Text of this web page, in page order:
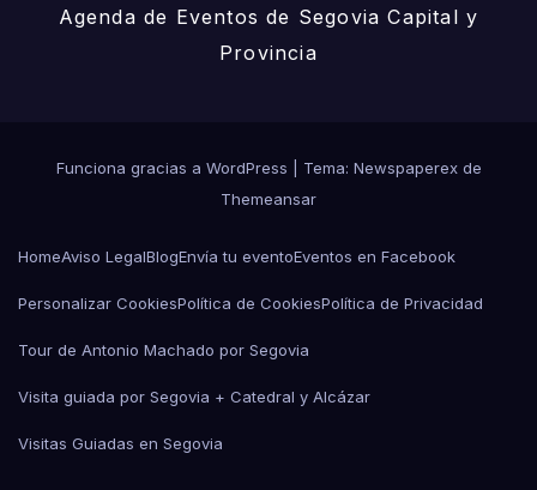
Agenda de Eventos de Segovia Capital y
Provincia
Funciona gracias a WordPress
Tema: Newspaperex de
Themeansar
HomeAviso LegalBlogEnvía tu eventoEventos en Facebook
Personalizar CookiesPolítica de CookiesPolítica de Privacidad
Tour de Antonio Machado por Segovia
Visita guiada por Segovia + Catedral y Alcázar
Visitas Guiadas en Segovia